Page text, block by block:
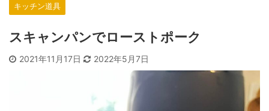
キッチン道具
スキャンパンでローストポーク
2021年11月17日 2022年5月7日